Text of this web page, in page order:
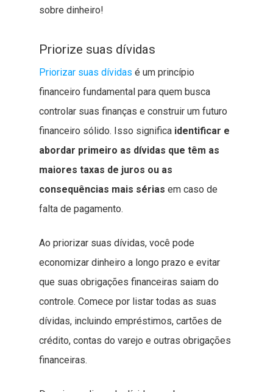
sobre dinheiro!
Priorize suas dívidas
Priorizar suas dívidas é um princípio
financeiro fundamental para quem busca
controlar suas finanças e construir um futuro
financeiro sólido. Isso significa identificar e
abordar primeiro as dívidas que têm as
maiores taxas de juros ou as
consequências mais sérias em caso de
falta de pagamento.
Ao priorizar suas dívidas, você pode
economizar dinheiro a longo prazo e evitar
que suas obrigações financeiras saiam do
controle. Comece por listar todas as suas
dívidas, incluindo empréstimos, cartões de
crédito, contas do varejo e outras obrigações
financeiras.